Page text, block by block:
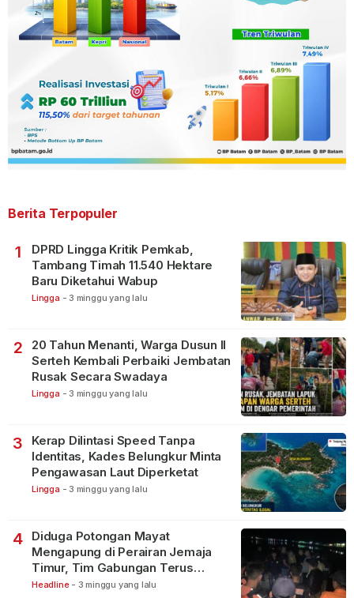
Berita Terpopuler
1
DPRD Lingga Kritik Pemkab,
Tambang Timah 11.540 Hektare
Baru Diketahui Wabup
Lingga - 3 minggu yang lalu
2
20 Tahun Menanti, Warga Dusun II
Serteh Kembali Perbaiki Jembatan
Rusak Secara Swadaya
Lingga - 3 minggu yang lalu
3
Kerap Dilintasi Speed Tanpa
Identitas, Kades Belungkur Minta
Pengawasan Laut Diperketat
Lingga - 3 minggu yang lalu
4
Diduga Potongan Mayat
Mengapung di Perairan Jemaja
Timur, Tim Gabungan Terus
Lakukan Pencarian
Headline - 3 minggu yang lalu